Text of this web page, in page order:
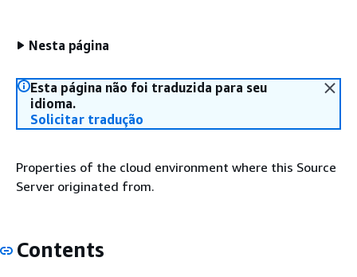
Nesta página
Esta página não foi traduzida para seu
idioma.
Solicitar tradução
Properties of the cloud environment where this Source
Server originated from.
Contents